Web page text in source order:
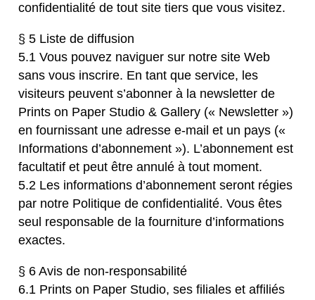
confidentialité de tout site tiers que vous visitez.
§ 5 Liste de diffusion
5.1 Vous pouvez naviguer sur notre site Web
sans vous inscrire. En tant que service, les
visiteurs peuvent s’abonner à la newsletter de
Prints on Paper Studio & Gallery (« Newsletter »)
en fournissant une adresse e-mail et un pays («
Informations d’abonnement »). L’abonnement est
facultatif et peut être annulé à tout moment.
5.2 Les informations d’abonnement seront régies
par notre Politique de confidentialité. Vous êtes
seul responsable de la fourniture d’informations
exactes.
§ 6 Avis de non-responsabilité
6.1 Prints on Paper Studio, ses filiales et affiliés